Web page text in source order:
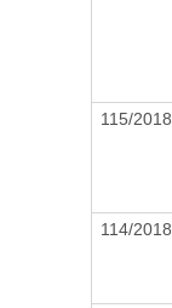
115/2018
114/2018